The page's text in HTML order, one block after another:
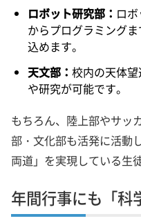
ロボット研究部： ロ
からプログラミング
込めます。
天文部： 校内の天体
や研究が可能です。
もちろん、陸上部やサッ
部・文化部も活発に活動
両道」を実現している生
年間行事にも「科